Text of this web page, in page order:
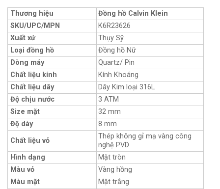
Thương hiệu
Đồng hồ Calvin Klein
SKU/UPC/MPN
K6R23626
Xuất xứ
Thụy Sỹ
Loại đồng hồ
Đồng hồ Nữ
Dòng máy
Quartz/ Pin
Chất liệu kính
Kính Khoáng
Chất liệu dây
Dây Kim loại 316L
Độ chịu nước
3 ATM
Size mặt
32 mm
Độ dày
8 mm
Chất liệu vỏ
Thép không gỉ mạ vàng công
nghệ PVD
Hình dạng
Mặt tròn
Màu vỏ
Vàng hồng
Màu mặt
Mặt trắng